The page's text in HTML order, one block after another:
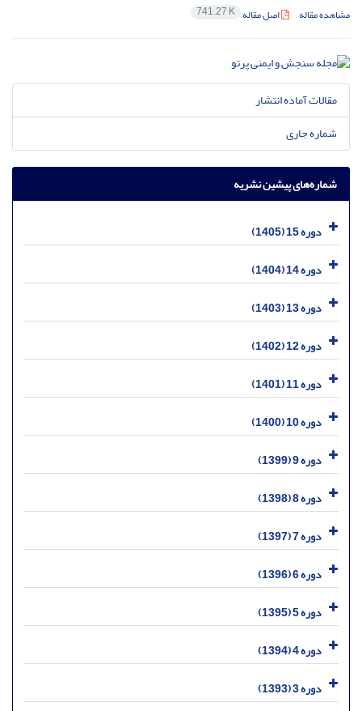
مشاهده مقاله اصل مقاله 741.27 K
مقالات آماده انتشار
شماره جاری
شماره‌های پیشین نشریه
دوره 15 (1405)
دوره 14 (1404)
دوره 13 (1403)
دوره 12 (1402)
دوره 11 (1401)
دوره 10 (1400)
دوره 9 (1399)
دوره 8 (1398)
دوره 7 (1397)
دوره 6 (1396)
دوره 5 (1395)
دوره 4 (1394)
دوره 3 (1393)